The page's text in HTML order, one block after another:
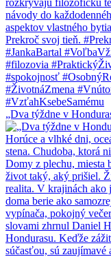
„Dva týždne v